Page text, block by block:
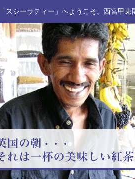
スシーラティー」へようこそ。西宮甲